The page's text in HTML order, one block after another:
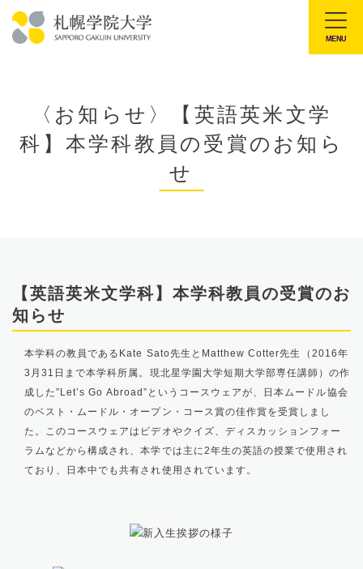
文
大
MENU
〈お知らせ〉【英語英米文学
科】本学科教員の受賞のお知ら
せ
【英語英米文学科】本学科教員の受賞のお
知らせ
本学科の教員であるKate Sato先生とMatthew Cotter先生（2016年
3月31日まで本学科所属。現北星学園大学短期大学部専任講師）の作
成した”Let’s Go Abroad”というコースウェアが、日本ムードル協会
のベスト・ムードル・オープン・コース賞の佳作賞を受賞しまし
た。このコースウェアはビデオやクイズ、ディスカッションフォー
ラムなどから構成され、本学では主に2年生の英語の授業で使用され
ており、日本中でも共有され使用されています。